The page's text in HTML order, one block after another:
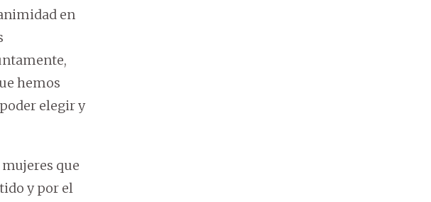
en
hemos
elegir y
que
y por el